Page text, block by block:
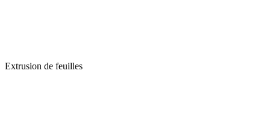
Extrusion de feuilles